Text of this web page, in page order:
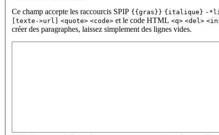
Ce champ accepte les raccourcis SPIP {{gras}} {italique} -
[texte->url]
<quote> <code> et le code HTML <q> <del>
créer des paragraphes, laissez simplement des lignes vides.